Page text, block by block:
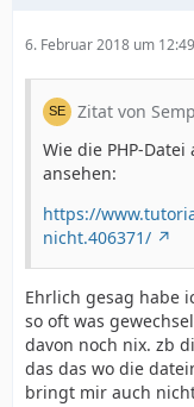
6. Februar 2018 um 12:49
Zitat von
Wie die PHP-
ansehen:
https://
nicht.406371/
Ehrlich gesag habe
so oft was
davon noch nix. zb
das das wo die
bringt mir auch